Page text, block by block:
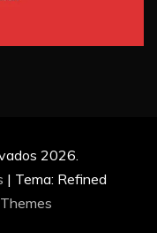
2026.
| Tema: Refined